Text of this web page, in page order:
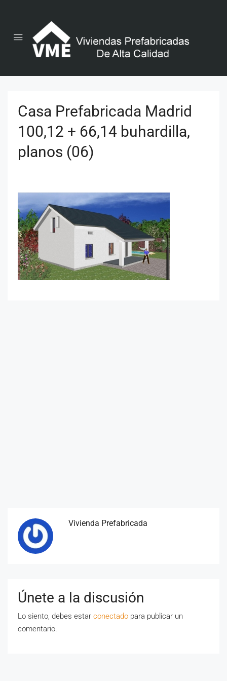
Casa Prefabricada Madrid
100,12 + 66,14 buhardilla,
planos (06)
Vivienda Prefabricada
Únete a la discusión
Lo siento, debes estar conectado para publicar un
comentario.